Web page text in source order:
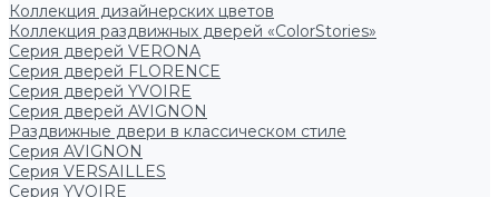
Коллекция дизайнерских цветов
Коллекция раздвижных дверей «ColorStories»
Серия дверей VERONA
Серия дверей FLORENCE
Серия дверей YVOIRE
Серия дверей AVIGNON
Раздвижные двери в классическом стиле
Серия AVIGNON
Серия VERSAILLES
Серия YVOIRE